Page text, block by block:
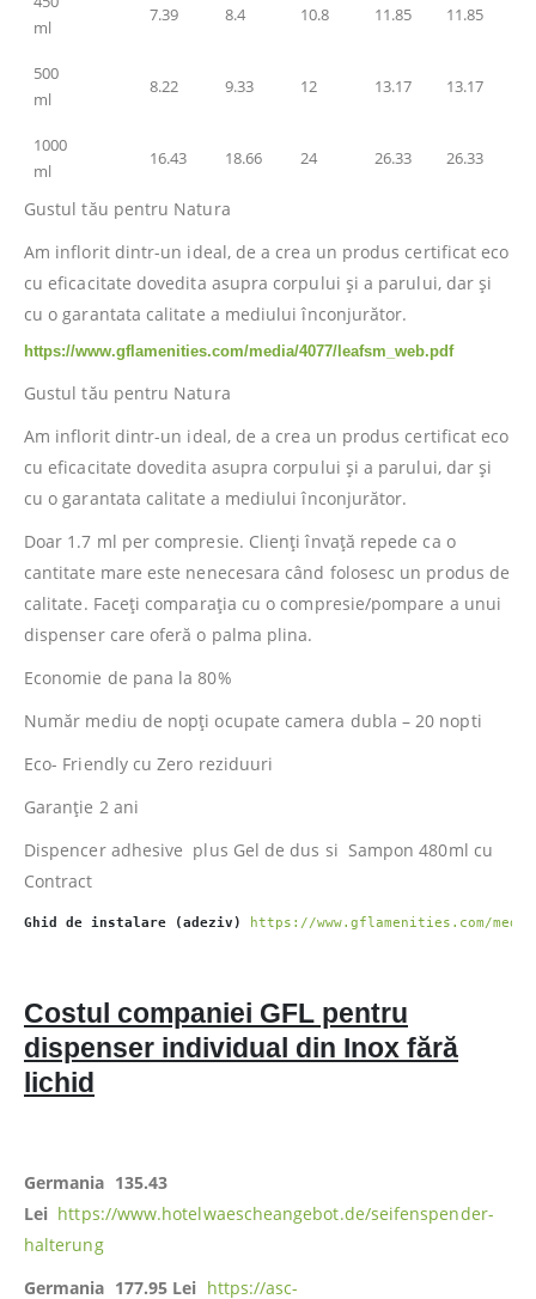
ml
7.39 8.4 10.8 11.85 11.85
500
ml
8.22 9.33 12 13.17 13.17
1000
ml
16.43 18.66 24 26.33 26.33
Gustul tău pentru Natura
Am inflorit dintr-un ideal, de a crea un produs certificat eco
cu eficacitate dovedita asupra corpului și a parului, dar și
cu o garantata calitate a mediului înconjurător.
https://www.gflamenities.com/media/4077/leafsm_web.pdf
Gustul tău pentru Natura
Am inflorit dintr-un ideal, de a crea un produs certificat eco
cu eficacitate dovedita asupra corpului și a parului, dar și
cu o garantata calitate a mediului înconjurător.
Doar 1.7 ml per compresie. Clienți învață repede ca o
cantitate mare este nenecesara când folosesc un produs de
calitate. Faceți comparația cu o compresie/pompare a unui
dispenser care oferă o palma plina.
Economie de pana la 80%
Număr mediu de nopți ocupate camera dubla – 20 nopti
Eco- Friendly cu Zero reziduuri
Garanție 2 ani
Dispencer adhesive plus Gel de dus si Sampon 480ml cu
Contract
Ghid de instalare (adeziv) https://www.gflamenities.com/
Costul companiei GFL pentru
dispenser individual din Inox fără
lichid
Germania 135.43
Lei https://www.hotelwaescheangebot.de/seifenspender-
halterung
Germania 177.95 Lei https://asc-